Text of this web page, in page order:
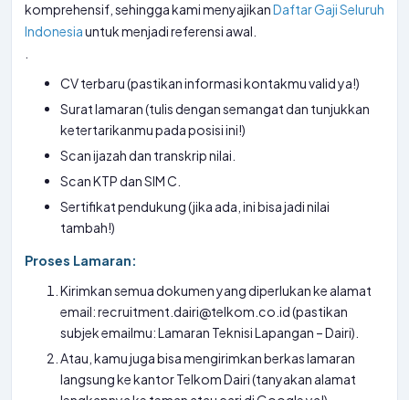
komprehensif, sehingga kami menyajikanDaftar Gaji Seluruh
Indonesiauntuk menjadi referensi awal.
CV terbaru (pastikan informasi kontakmu valid ya!)
Surat lamaran (tulis dengan semangat dan tunjukkan
ketertarikanmu pada posisi ini!)
Scan ijazah dan transkrip nilai.
Scan KTP dan SIM C.
Sertifikat pendukung (jika ada, ini bisa jadi nilai
tambah!)
Proses Lamaran:
Kirimkan semua dokumen yang diperlukan ke alamat
email: recruitment.dairi@telkom.co.id (pastikan
subjek emailmu: Lamaran Teknisi Lapangan – Dairi).
Atau, kamu juga bisa mengirimkan berkas lamaran
langsung ke kantor Telkom Dairi (tanyakan alamat